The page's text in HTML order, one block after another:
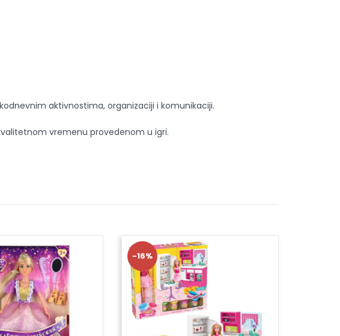
aktivnostima, organizaciji i komunikaciji.
vremenu provedenom u igri.
-16%